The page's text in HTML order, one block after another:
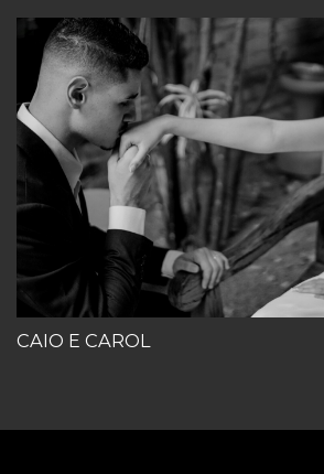
CAIO E CAROL